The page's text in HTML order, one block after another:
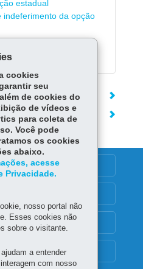
estadual
indeferimento da opção
a DeSTDA - Sedif/SN
Tributária
cookies
seu
de cookies do
de vídeos e
para coleta de
Você pode
os cookies
abaixo.
acesse
Privacidade.
nosso portal não
Esses cookies não
sobre o visitante.
a entender
com nosso